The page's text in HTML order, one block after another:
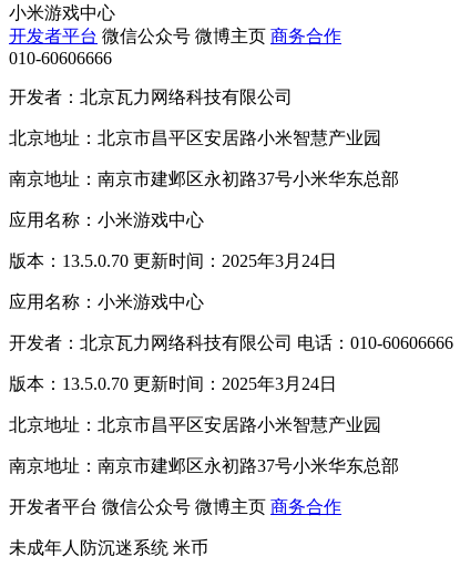
小米游戏中心
开发者平台 微信公众号 微博主页 商务合作
010-60606666
开发者：北京瓦力网络科技有限公司
北京地址：北京市昌平区安居路小米智慧产业园
南京地址：南京市建邺区永初路37号小米华东总部
应用名称：小米游戏中心
版本：13.5.0.70 更新时间：2025年3月24日
应用名称：小米游戏中心
开发者：北京瓦力网络科技有限公司 电话：010-60606666
版本：13.5.0.70 更新时间：2025年3月24日
北京地址：北京市昌平区安居路小米智慧产业园
南京地址：南京市建邺区永初路37号小米华东总部
开发者平台 微信公众号 微博主页 商务合作
未成年人防沉迷系统 米币